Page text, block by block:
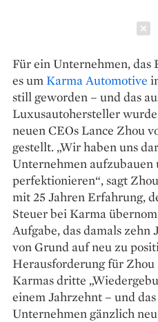
Für ein Unternehmen, das
es umKarma Automotive
still geworden – und das
Luxusauto­hersteller
neuen CEOs Lance Zhou
gestellt. „Wir haben uns
Unternehmen
perfektionieren“, sagt
mit 25 Jahren Erfahrung,
Steuer bei ­Karma
Aufgabe, das damals
von Grund auf neu zu
Herausforderung für Zhou
Karmas dritte
einem Jahrzehnt – und
Unternehmen gänzlich